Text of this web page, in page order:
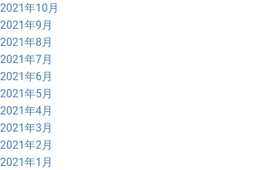
2021年10月
2021年9月
2021年8月
2021年7月
2021年6月
2021年5月
2021年4月
2021年3月
2021年2月
2021年1月